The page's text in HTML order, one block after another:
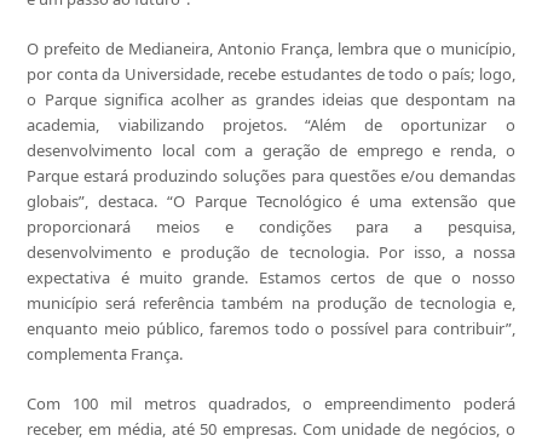
O prefeito de Medianeira, Antonio França, lembra que o município,
por conta da Universidade, recebe estudantes de todo o país; logo,
o Parque significa acolher as grandes ideias que despontam na
academia, viabilizando projetos. “Além de oportunizar o
desenvolvimento local com a geração de emprego e renda, o
Parque estará produzindo soluções para questões e/ou demandas
globais”, destaca. “O Parque Tecnológico é uma extensão que
proporcionará meios e condições para a pesquisa,
desenvolvimento e produção de tecnologia. Por isso, a nossa
expectativa é muito grande. Estamos certos de que o nosso
município será referência também na produção de tecnologia e,
enquanto meio público, faremos todo o possível para contribuir”,
complementa França.
Com 100 mil metros quadrados, o empreendimento poderá
receber, em média, até 50 empresas. Com unidade de negócios, o